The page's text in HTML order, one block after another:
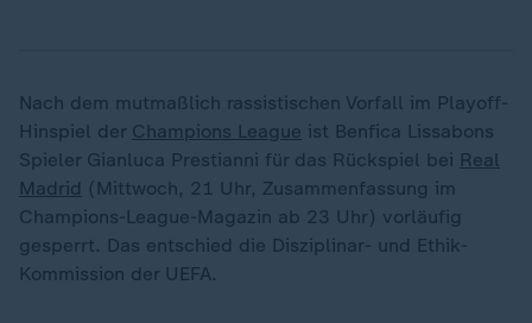
Nach dem mutmaßlich rassistischen Vorfall im Playoff-
Hinspiel der Champions League ist Benfica Lissabons
Spieler Gianluca Prestianni für das Rückspiel bei Real
Madrid (Mittwoch, 21 Uhr, Zusammenfassung im
Champions-League-Magazin ab 23 Uhr) vorläufig
gesperrt. Das entschied die Disziplinar- und Ethik-
Kommission der UEFA.